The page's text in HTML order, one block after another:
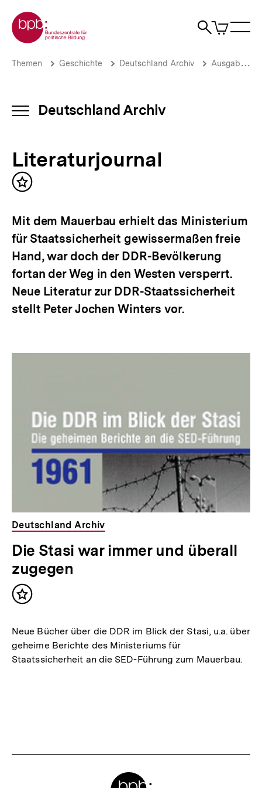
zum
Seiteninhalt
springen
Zur Startseite der bpb
Suche
Artikel
im
Literaturjournal
bpb.de
Brotkrümelnavigation
Pfadnavigation
Themen Geschichte Deutschland Archiv Ausgaben vor 2013
INHALTSNAVIGATION
Deutschland Archiv
Literaturjournal
Inhalt
Mit dem Mauerbau erhielt das Ministerium
für Staatssicherheit gewissermaßen freie
Hand, war doch der DDR-Bevölkerung
fortan der Weg in den Westen versperrt.
Neue Literatur zur DDR-Staatssicherheit
stellt Peter Jochen Winters vor.
Deutschland Archiv
Die Stasi war immer und überall
zugegen
Inhalt
Neue Bücher über die DDR im Blick der Stasi, u.a. über
geheime Berichte des Ministeriums für
Staatssicherheit an die SED-Führung zum Mauerbau.